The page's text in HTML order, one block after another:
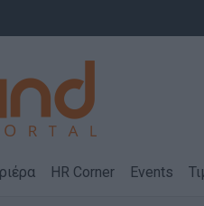
HR Corner Events